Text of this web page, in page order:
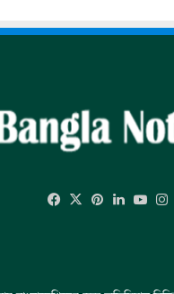
Facebook
X Pinterest
LinkedIn